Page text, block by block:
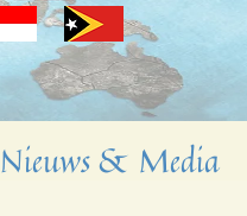
Nieuws & Media